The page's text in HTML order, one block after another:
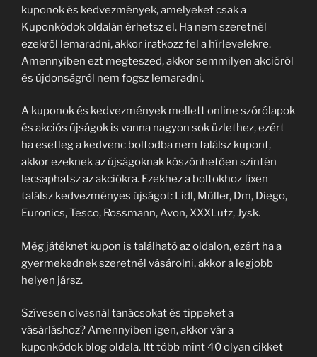
kuponok és kedvezmények, amelyeket csak a
Kuponkódok oldalán érhetsz el. Ha nem szeretnél
ezekről lemaradni, akkor iratkozz fel a hírlevelekre.
Amennyiben ezt megteszed, akkor semmilyen akcióról
és újdonságról nem fogsz lemaradni.
A kuponok és kedvezmények mellett online szórólapok
és akciós újságok is vanna nagyon sok üzlethez, ezért
ha esetleg a kedvenc boltodba nem találsz kupont,
akkor ezeknek az újságoknak köszönhetően szintén
lecsaphatsz az akciókra. Ezekhez a boltokhoz fixen
találsz kedvezményes újságot: Lidl, Müller, Dm, Diego,
Euronics, Tesco, Rossmann, Avon, XXXLutz, Jysk.
Még játéknet kupon is található az oldalon, ezért ha a
gyermekednek szeretnél vásárolni, akkor a legjobb
helyen jársz.
Szívesen olvasnál tanácsokat és tippeket a
vásárláshoz? Amennyiben igen, akkor vár a
kuponkódok blog oldala. Itt több mint 40 olyan cikket